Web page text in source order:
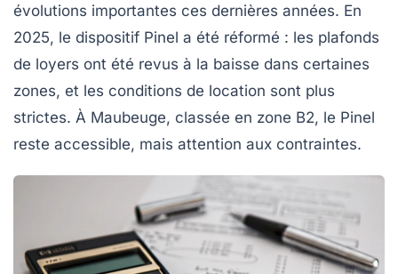
évolutions importantes ces dernières années. En
2025, le dispositif Pinel a été réformé : les plafonds
de loyers ont été revus à la baisse dans certaines
zones, et les conditions de location sont plus
strictes. À Maubeuge, classée en zone B2, le Pinel
reste accessible, mais attention aux contraintes.